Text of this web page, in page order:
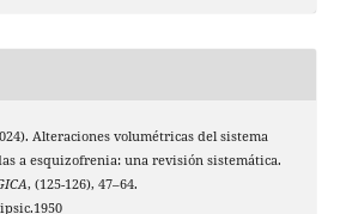
Alteraciones volumétricas del sistema
a esquizofrenia: una revisión sistemática.
, (125-126), 47–64.